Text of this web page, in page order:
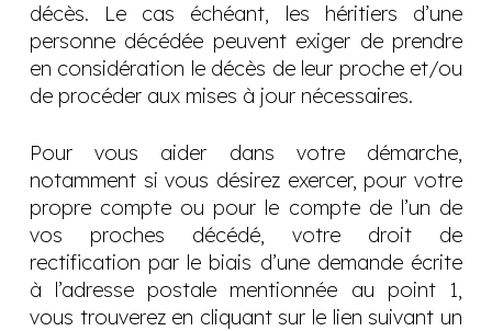
décès. Le cas échéant, les héritiers d’une
personne décédée peuvent exiger de prendre
en considération le décès de leur proche et/ou
de procéder aux mises à jour nécessaires.
Pour vous aider dans votre démarche,
notamment si vous désirez exercer, pour votre
propre compte ou pour le compte de l’un de
vos proches décédé, votre droit de
rectification par le biais d’une demande écrite
à l’adresse postale mentionnée au point 1,
vous trouverez en cliquant sur le lien suivant un